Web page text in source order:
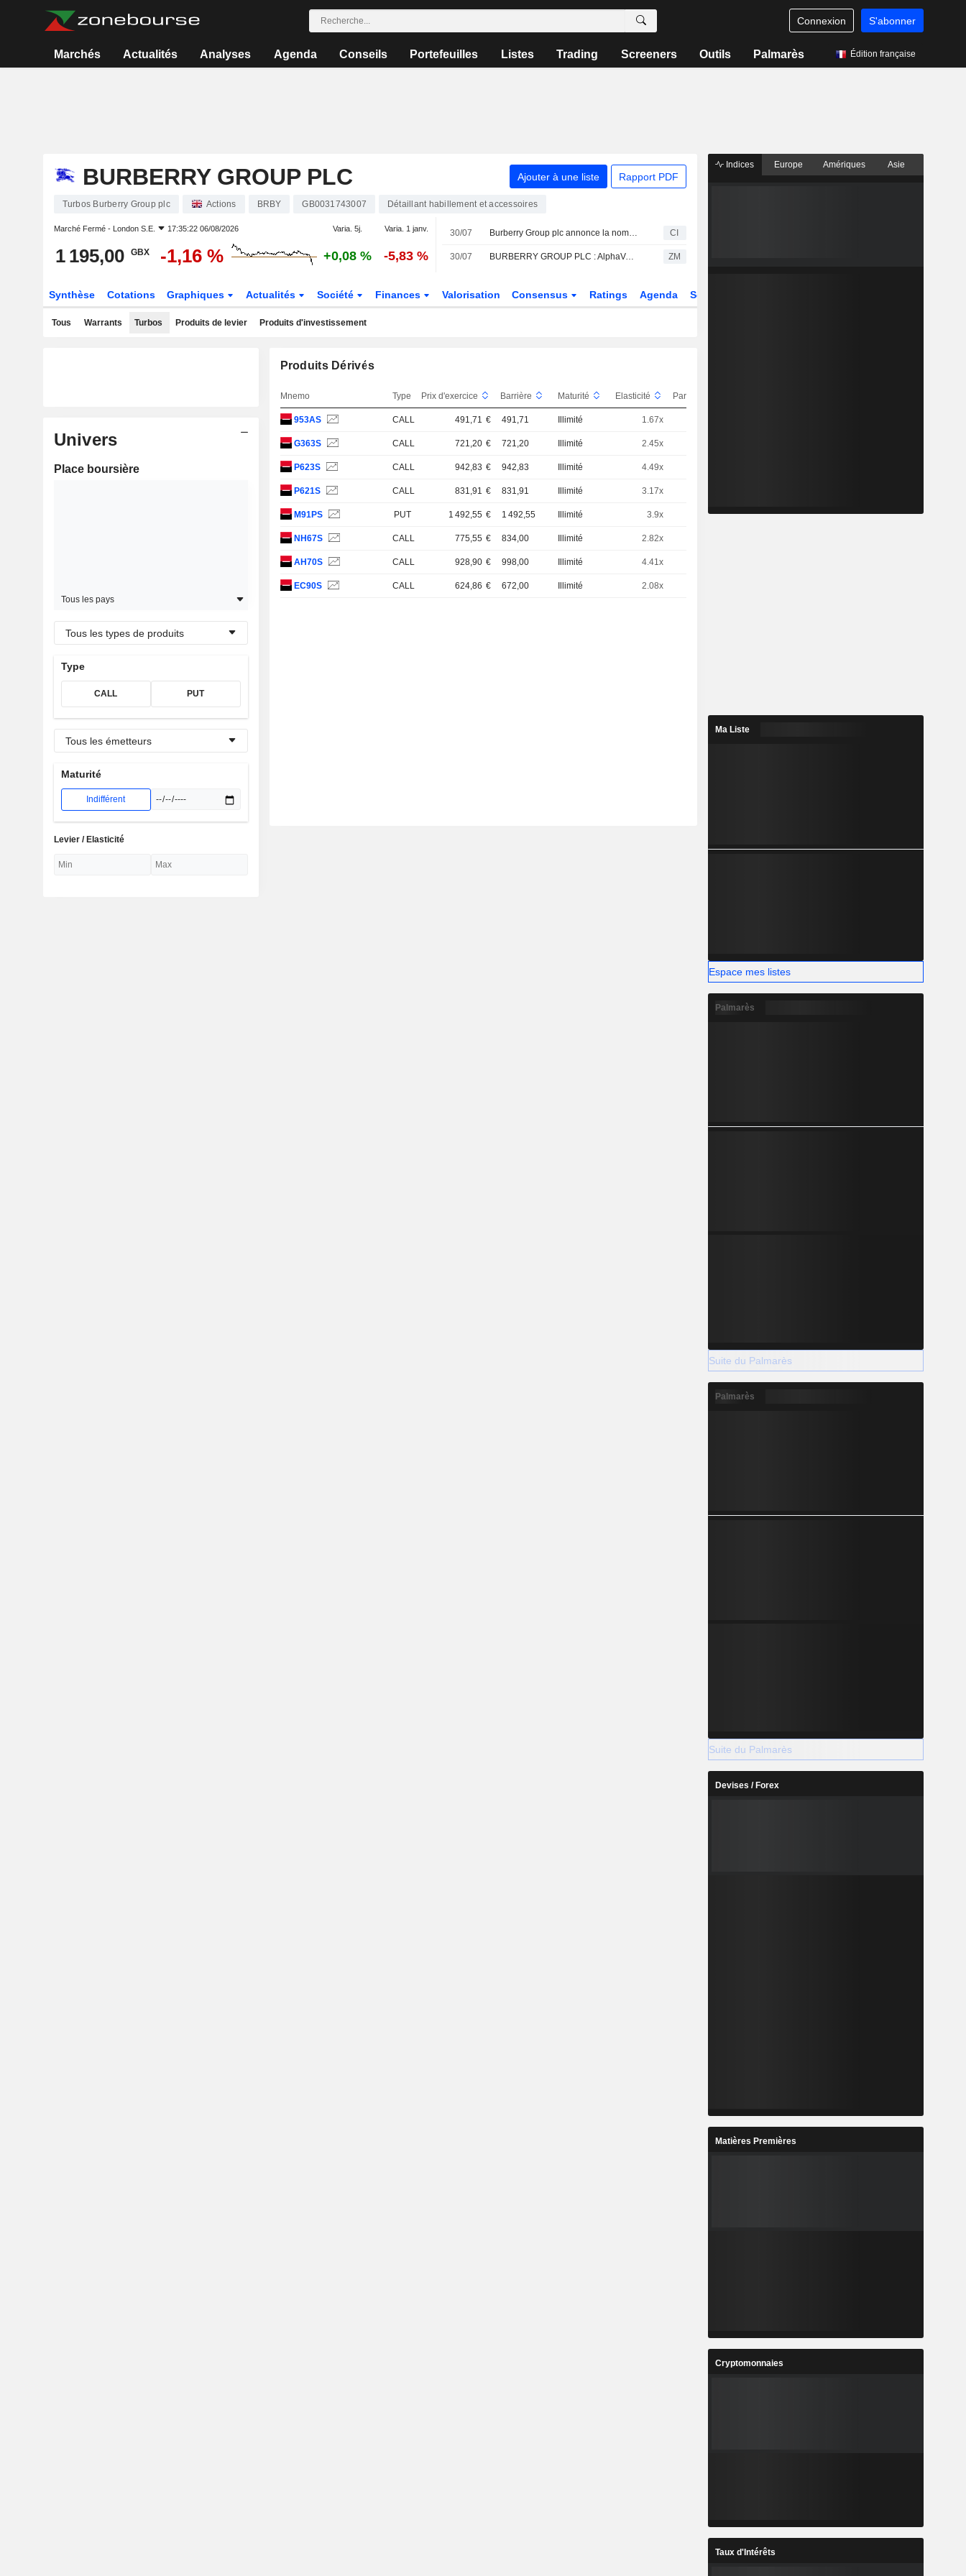
Connexion S'abonner
Marchés Actualités Analyses Agenda Conseils Portefeuilles Listes Trading Screeners Outils Palmarès Édition française
BURBERRY GROUP PLC Ajouter à une liste Rapport PDF
Turbos Burberry Group plc Actions BRBY GB0031743007 Détaillant habillement et accessoires
Marché Fermé - London S.E. 17:35:22 06/08/2026 Varia. 5j. Varia. 1 janv.
1 195,00 GBX -1,16 % +0,08 % -5,83 %
30/07 Burberry Group plc annonce la nomination d'Alexander Lacik au conseil d'administration en tant qu'administrateur non exécutif indépendant et membre du comité des nominations, avec effet au 1er septembre 2026 CI
30/07 BURBERRY GROUP PLC : AlphaValue/Baader Europe reste à l'achat ZM
Synthèse Cotations Graphiques Actualités Société Finances Valorisation Consensus Ratings Agenda Secteur
Tous Warrants Turbos Produits de levier Produits d'investissement
Univers
Place boursière
Tous les pays
Tous les types de produits
Type
CALL PUT
Tous les émetteurs
Maturité
Indifférent
Levier / Elasticité
Produits Dérivés
Mnemo Type Prix d'exercice Barrière Maturité Elasticité Parité
953AS CALL 491,71 € 491,71 Illimité 1.67x
G363S CALL 721,20 € 721,20 Illimité 2.45x
P623S CALL 942,83 € 942,83 Illimité 4.49x
P621S CALL 831,91 € 831,91 Illimité 3.17x
M91PS PUT 1 492,55 € 1 492,55 Illimité 3.9x 3,575EUR
NH67S CALL 775,55 € 834,00 Illimité 2.82x
AH70S CALL 928,90 € 998,00 Illimité 4.41x
EC90S CALL 624,86 € 672,00 Illimité 2.08x
Indices Europe Amériques Asie
Ma Liste
Espace mes listes
Palmarès
Suite du Palmarès
Palmarès
Suite du Palmarès
Devises / Forex
Matières Premières
Cryptomonnaies
Taux d'Intérêts